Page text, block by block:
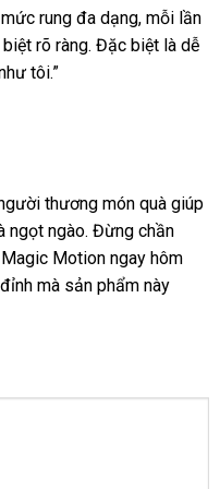
rung đa dạng, mỗi lần
rõ ràng. Đặc biệt là dễ
tôi.”
thương món quà giúp
ngọt ngào. Đừng chần
Motion ngay hôm
mà sản phẩm này